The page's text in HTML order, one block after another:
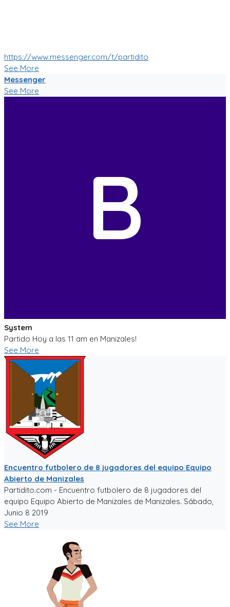
https://www.messenger.com/t/partidito
See More
Messenger
See More
B
System
Partido Hoy a las 11 am en Manizales!
See More
Encuentro futbolero de 8 jugadores del equipo Equipo
Abierto de Manizales
Partidito.com - Encuentro futbolero de 8 jugadores del
equipo Equipo Abierto de Manizales de Manizales. Sábado,
Junio 8 2019
See More